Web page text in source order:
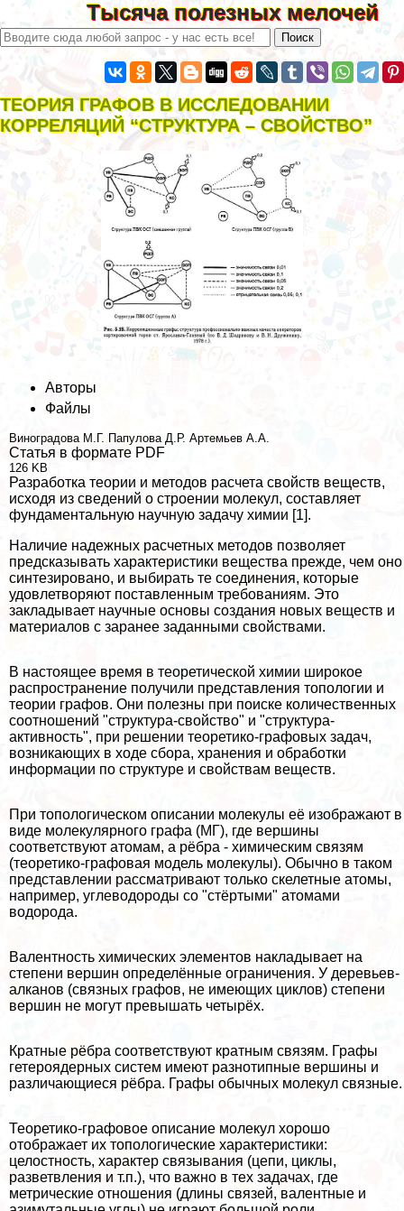
Тысяча полезных мелочей
ТЕОРИЯ ГРАФОВ В ИССЛЕДОВАНИИ
КОРРЕЛЯЦИЙ “СТРУКТУРА – СВОЙСТВО”
Авторы
Файлы
Виноградова М.Г. Папулова Д.Р. Артемьев А.А.
Статья в формате PDF
126 KB
Разработка теории и методов расчета свойств веществ,
исходя из сведений о строении молекул, составляет
фундаментальную научную задачу химии [1].
Наличие надежных расчетных методов позволяет
предсказывать хаpaктеристики вещества прежде, чем оно
синтезировано, и выбирать те соединения, которые
удовлетворяют поставленным требованиям. Это
закладывает научные основы создания новых веществ и
материалов с заранее заданными свойствами.
В настоящее время в теоретической химии широкое
распространение получили представления топологии и
теории графов. Они полезны при поиске количественных
соотношений "структура-свойство" и "структура-
активность", при решении теоретико-графовых задач,
возникающих в ходе сбора, хранения и обработки
информации по структуре и свойствам веществ.
При топологическом описании молекулы её изображают в
виде молекулярного графа (МГ), где вершины
соответствуют атомам, а рёбра - химическим связям
(теоретико-графовая модель молекулы). Обычно в таком
представлении рассматривают только скелетные атомы,
например, углеводороды со "стёртыми" атомами
водорода.
Валентность химических элементов накладывает на
степени вершин определённые ограничения. У деревьев-
алканов (связных графов, не имеющих циклов) степени
вершин не могут превышать четырёх.
Кратные рёбра соответствуют кратным связям. Графы
гетероядерных систем имеют разнотипные вершины и
различающиеся рёбра. Графы обычных молекул связные.
Теоретико-графовое описание молекул хорошо
отображает их топологические хаpaктеристики:
целостность, хаpaктер связывания (цепи, циклы,
разветвления и т.п.), что важно в тех задачах, где
метрические отношения (длины связей, валентные и